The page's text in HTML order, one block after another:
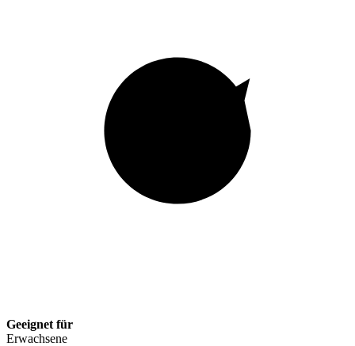
Geeignet für
Erwachsene